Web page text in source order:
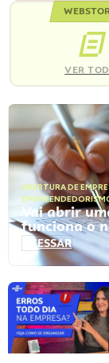
VER
ABERTURA DE
Vai abrir
funciona o
ACESSAR